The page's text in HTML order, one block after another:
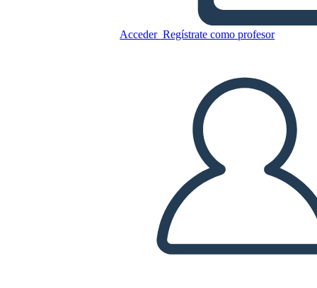
Acceder Regístrate como profesor
הסנאט דיונים 1854
Copie este guión gráfico
CREAR UN GUIÓN GRÁFICO
JUEGO DE DIAPOSITIVAS
LEERME